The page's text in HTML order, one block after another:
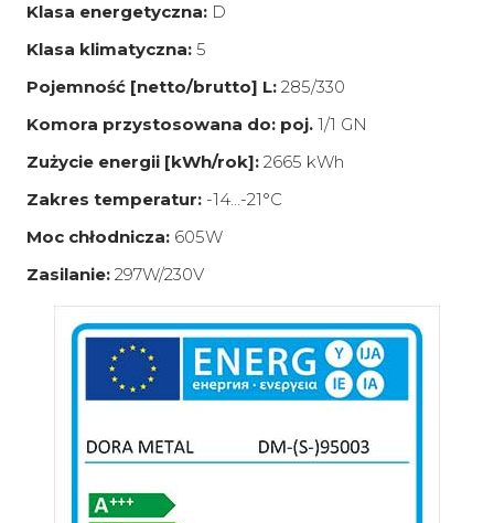
Klasa energetyczna: D
Klasa klimatyczna: 5
Pojemność [netto/brutto] L: 285/330
Komora przystosowana do: poj. 1/1 GN
Zużycie energii [kWh/rok]: 2665 kWh
Zakres temperatur: -14...-21°C
Moc chłodnicza: 605W
Zasilanie: 297W/230V